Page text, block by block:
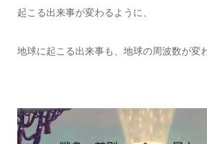
起こる出来事が変わるように、
地球に起こる出来事も、地球の周波数が変